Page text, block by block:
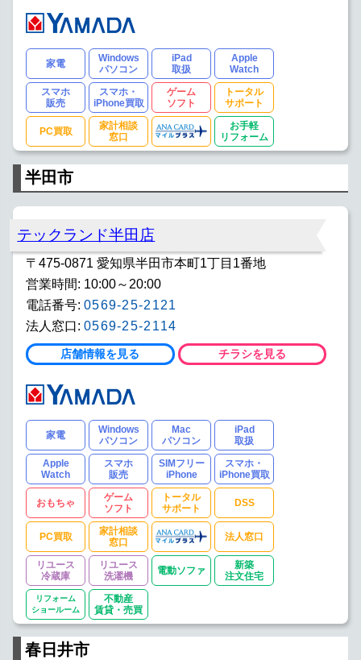
家電
Windows
パソコン
iPad
取扱
Apple
Watch
スマホ
販売
スマホ・
iPhone買取
ゲーム
ソフト
トータル
サポート
PC買取
家計相談
窓口
お手軽
リフォーム
半田市
テックランド半田店
〒475-0871 愛知県半田市本町1丁目1番地
営業時間: 10:00～20:00
電話番号: 0569-25-2121
法人窓口: 0569-25-2114
店舗情報を見る チラシを見る
家電
Windows
パソコン
Mac
パソコン
iPad
取扱
Apple
Watch
スマホ
販売
SIMフリー
iPhone
スマホ・
iPhone買取
おもちゃ
ゲーム
ソフト
トータル
サポート
DSS
PC買取
家計相談
窓口
法人窓口
リユース
冷蔵庫
リユース
洗濯機
電動ソファ
新築
注文住宅
リフォーム
ショールーム
不動産
賃貸・売買
春日井市